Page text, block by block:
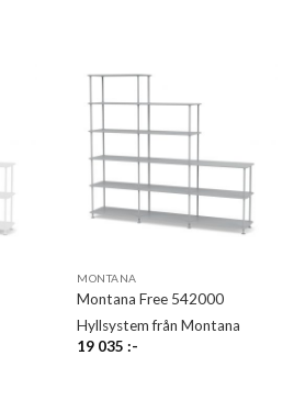
MONTANA
Montana Free 542000
Hyllsystem från Montana
19 035:-